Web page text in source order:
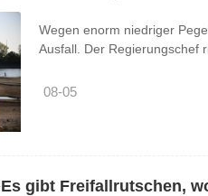
Wegen enorm niedriger
Ausfall. Der Regierungschef
08-05
gibt Freifallrutschen,